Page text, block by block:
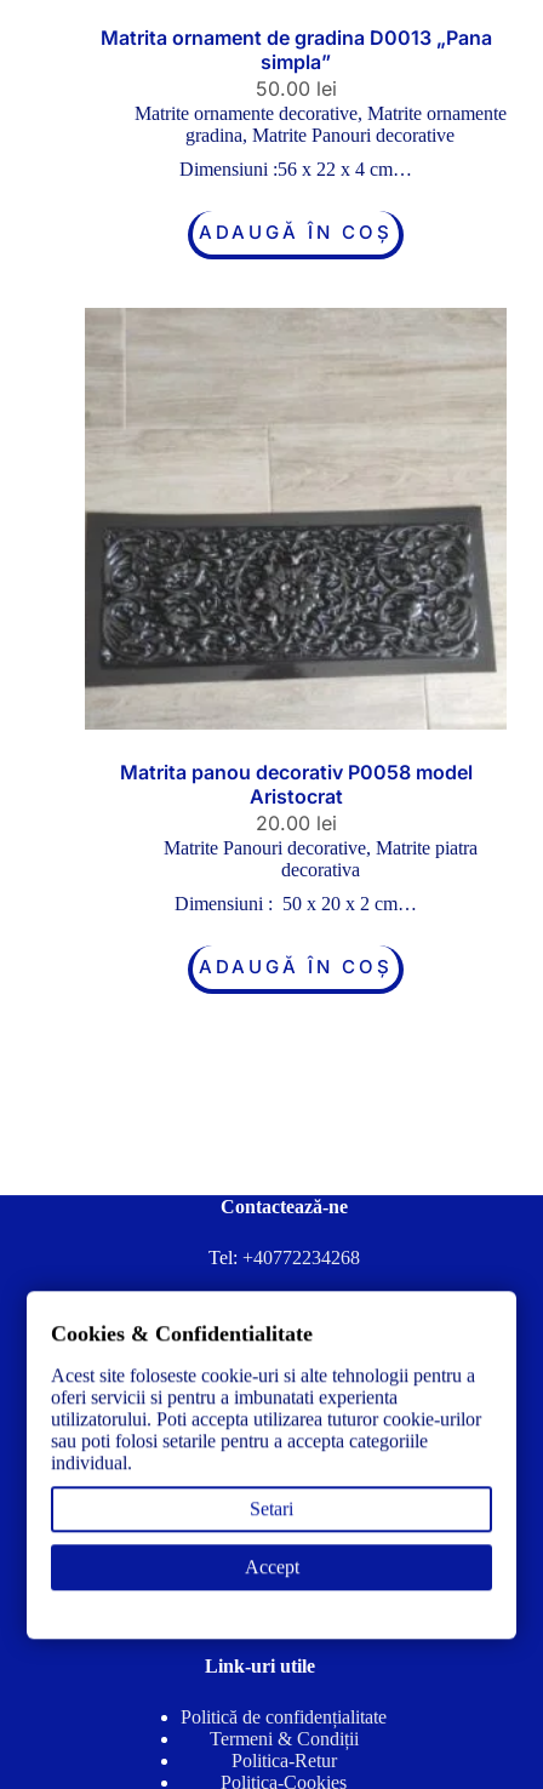
Matrita ornament de gradina D0013 „Pana
simpla”
50.00 lei
Matrite ornamente decorative, Matrite ornamente
gradina, Matrite Panouri decorative
Dimensiuni :56 x 22 x 4 cm…
ADAUGĂ ÎN COȘ
Matrita panou decorativ P0058 model
Aristocrat
20.00 lei
Matrite Panouri decorative, Matrite piatra
decorativa
Dimensiuni : 50 x 20 x 2 cm…
ADAUGĂ ÎN COȘ
Contactează-ne
Tel: +40772234268
Contacteză-ne la:✉️contact@concrete-forma.com
Str. Dacia Nr 12 Ineu, Arad 315300 Romania
Link-uri utile
Politică de confidențialitate
Termeni & Condiții
Politica-Retur
Politica-Cookies
Cookies & Confidentialitate
Acest site foloseste cookie-uri si alte tehnologii pentru a
oferi servicii si pentru a imbunatati experienta
utilizatorului. Poti accepta utilizarea tuturor cookie-urilor
sau poti folosi setarile pentru a accepta categoriile
individual.
Setari
Accept